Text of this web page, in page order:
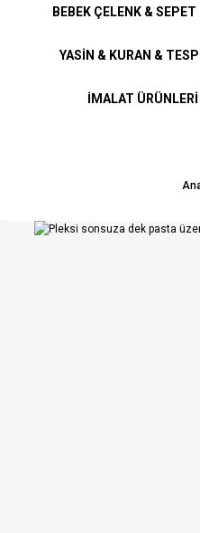
BEBEK ÇELENK &
YASİN & KURAN &
İMALAT ÜRÜNLERİ